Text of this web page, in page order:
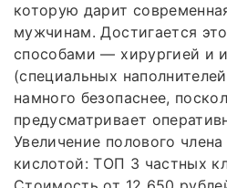
которую дарит
мужчинам. Достигается
способами — хирургией и
(специальных
намного безопаснее,
предусматривает
Увеличение полового
кислотой: ТОП 3 частных